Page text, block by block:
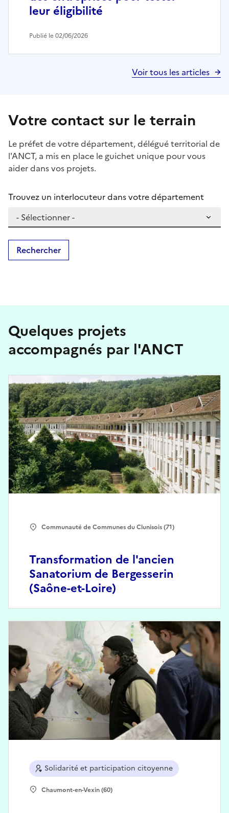
leur éligibilité
Publié le 02/06/2026
Voir tous les articles
Votre contact sur le terrain
Le préfet de votre département, délégué territorial de
l'ANCT, a mis en place le guichet unique pour vous
aider dans vos projets.
Trouvez un interlocuteur dans votre département
Rechercher
Quelques projets
accompagnés par l'ANCT
Transformation de l'ancien
Sanatorium de Bergesserin
(Saône-et-Loire)
Communauté de Communes du Clunisois (71)
Solidarité et participation citoyenne
Chaumont-en-Vexin (60)